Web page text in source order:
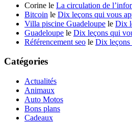
Corine le La circulation de
Bitcoin le Dix leçons qui vous
Villa piscine Guadeloupe le Dix
Guadeloupe le Dix leçons qui
Référencement seo le Dix leçons
Catégories
Actualités
Animaux
Auto Motos
Bons plans
Cadeaux